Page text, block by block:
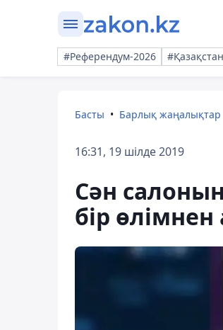
#Референдум-2026
Басты Барлық жаңалықтар
16:31, 19 шілде 2019
Сән
бір